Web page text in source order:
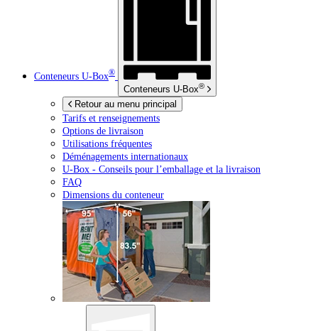
Conteneurs U-Box®
Conteneurs U-Box®
Retour au menu principal
Tarifs et renseignements
Options de livraison
Utilisations fréquentes
Déménagements internationaux
U-Box - Conseils pour l’emballage et la livraison
FAQ
Dimensions du conteneur